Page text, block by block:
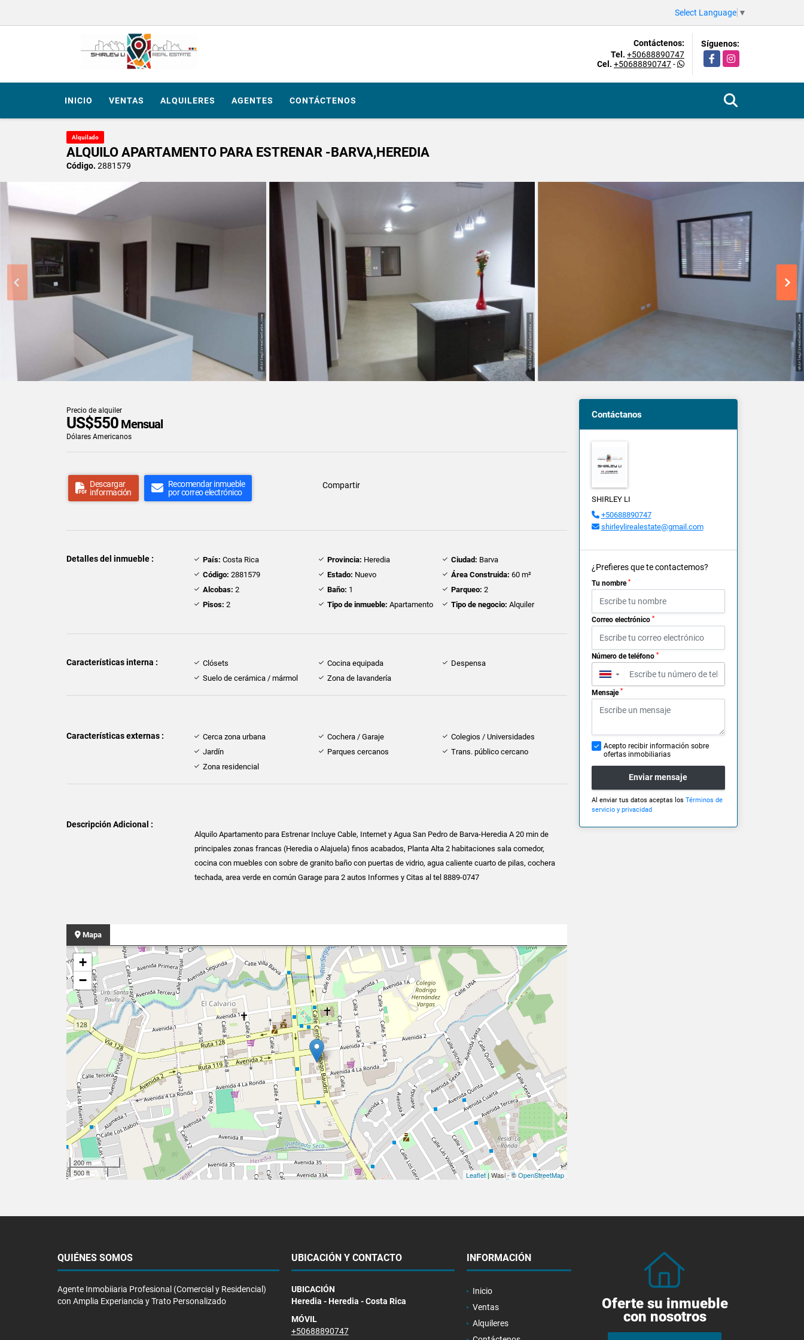
Select Language ▼
Contáctenos:
Tel. +50688890747
Cel. +50688890747-
Síguenos:
FacebookInstagram
INICIO VENTAS ALQUILERES AGENTES CONTÁCTENOS
Alquilado
ALQUILO APARTAMENTO PARA ESTRENAR -BARVA,HEREDIA
Código. 2881579
Precio de alquiler
US$550 Mensual
Dólares Americanos
Descargar
información
Recomendar inmueble
por correo electrónico
Compartir
Detalles del inmueble : País: Costa Rica Provincia: Heredia Ciudad: Barva
Código: 2881579 Estado: Nuevo Área Construida: 60 m²
Alcobas: 2 Baño: 1 Parqueo: 2
Pisos: 2 Tipo de inmueble: Apartamento Tipo de negocio: Alquiler
Características interna : Clósets Cocina equipada
Despensa
Suelo de cerámica / mármol
Zona de lavandería
Características externas : Cerca zona urbana Cochera / Garaje
Colegios / Universidades
Jardín
Parques cercanos
Trans. público cercano
Zona residencial
Descripción Adicional :
Alquilo Apartamento para Estrenar Incluye Cable, Internet y Agua San Pedro de Barva-Heredia A 20 min de
principales zonas francas (Heredia o Alajuela) finos acabados, Planta Alta 2 habitaciones sala comedor,
cocina con muebles con sobre de granito baño con puertas de vidrio, agua caliente cuarto de pilas, cochera
techada, area verde en común Garage para 2 autos Informes y Citas al tel 8889-0747
Mapa
+
−
200 m
500 ft
Leaflet| Wasi - ©OpenStreetMap
Contáctanos
SHIRLEY LI
+50688890747
shirleylirealestate@gmail.com
¿Prefieres que te contactemos?
Tu nombre *
Correo electrónico *
Número de teléfono *
▼
Mensaje *
Acepto recibir información sobre
ofertas inmobiliarias
Enviar mensaje
Al enviar tus datos aceptas los Términos de
servicio y privacidad
QUIÉNES SOMOS
Agente Inmobiiaria Profesional (Comercial y Residencial)
con Amplia Experiancia y Trato Personalizado
UBICACIÓN Y CONTACTO
UBICACIÓN
Heredia - Heredia - Costa Rica
MÓVIL
+50688890747
INFORMACIÓN
Inicio
Ventas
Alquileres
Oferte su inmueble
con nosotros